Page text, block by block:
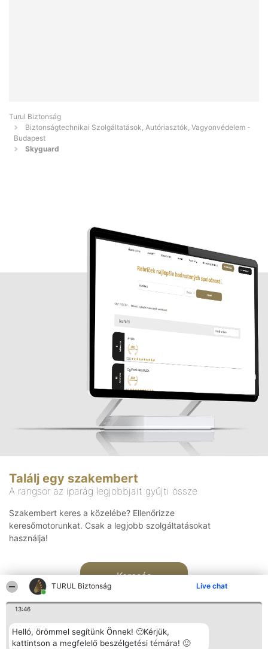
TURUL Biztonság Live chat
13:46
Helló, örömmel segítünk Önnek! 🙂Kérjük,
kattintson a megfelelő beszélgetési témára! 🙂
Turul Biztonság
Biztonságtechnikai Szolgáltatások, Autóriasztók, Vagyonvédelem -
Budapest
Skyguard
Találj egy szakembert
A rangsor az iparág legjobbjait gyűjti össze
Szakembert keres a közelébe? Ellenőrizze
keresőmotorunkat. Csak a legjobb szolgáltatásokat
használja!
Keresés